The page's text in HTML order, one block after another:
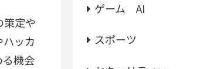
策定や
ッカ
る機会
ゲーム AI
スポーツ